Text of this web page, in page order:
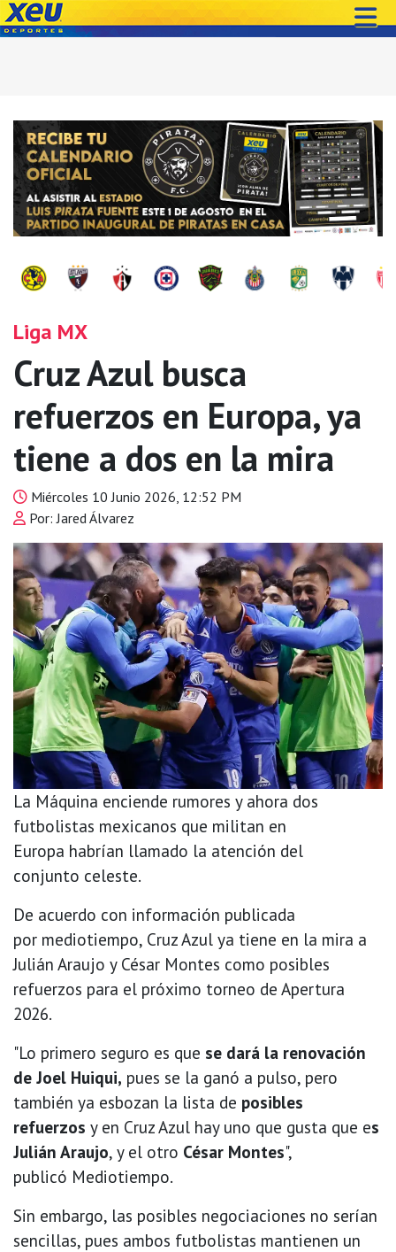
Liga MX
Cruz Azul busca
refuerzos en Europa, ya
tiene a dos en la mira
Miércoles 10 Junio 2026, 12:52 PM
Por: Jared Álvarez
La Máquina enciende rumores y ahora dos
futbolistas mexicanos que militan en
Europa habrían llamado la atención del
conjunto celeste.
De acuerdo con información publicada
por mediotiempo, Cruz Azul ya tiene en la mira a
Julián Araujo y César Montes como posibles
refuerzos para el próximo torneo de Apertura
2026.
"Lo primero seguro es que se dará la renovación
de Joel Huiqui, pues se la ganó a pulso, pero
también ya esbozan la lista de posibles
refuerzos y en Cruz Azul hay uno que gusta que es
Julián Araujo, y el otro César Montes",
publicó Mediotiempo.
Sin embargo, las posibles negociaciones no serían
sencillas, pues ambos futbolistas mantienen un